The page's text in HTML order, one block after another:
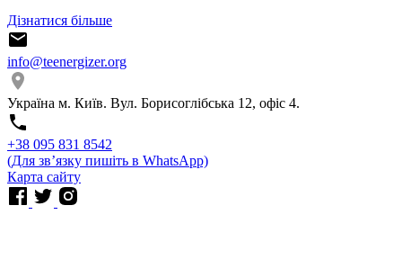
Дізнатися більше
info@teenergizer.org
Україна м. Київ. Вул. Борисоглібська 12, офіс 4.
⁨+38 095 831 8542⁩
(Для звʼязку пишіть в WhatsApp)
Карта сайту